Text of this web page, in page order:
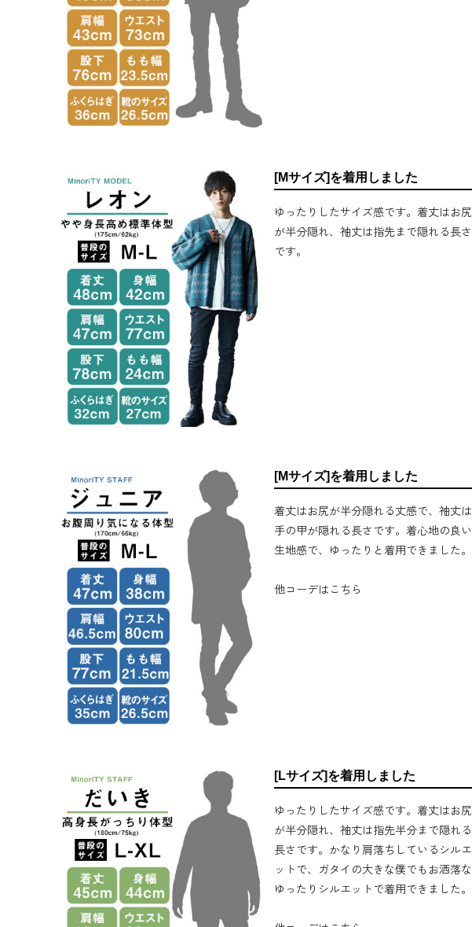
[Mサイズ]を着用しました
ゆったりしたサイズ感です。着丈はお尻
が半分隠れ、袖丈は指先まで隠れる長さ
です。
[Mサイズ]を着用しました
着丈はお尻が半分隠れる丈感で、袖丈は
手の甲が隠れる長さです。着心地の良い
生地感で、ゆったりと着用できました。
他コーデはこちら
[Lサイズ]を着用しました
ゆったりしたサイズ感です。着丈はお尻
が半分隠れ、袖丈は指先半分まで隠れる
長さです。かなり肩落ちしているシルエ
ットで、ガタイの大きな僕でもお洒落な
ゆったりシルエットで着用できました。